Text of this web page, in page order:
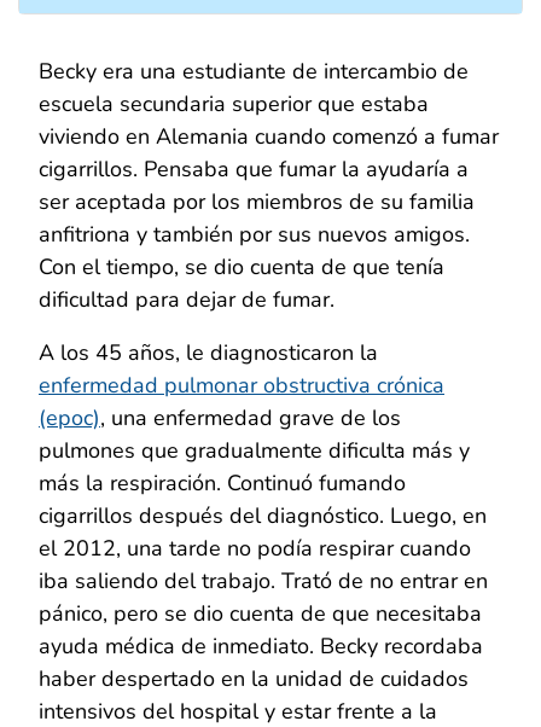
Becky era una estudiante de intercambio de
escuela secundaria superior que estaba
viviendo en Alemania cuando comenzó a fumar
cigarrillos. Pensaba que fumar la ayudaría a
ser aceptada por los miembros de su familia
anfitriona y también por sus nuevos amigos.
Con el tiempo, se dio cuenta de que tenía
dificultad para dejar de fumar.
A los 45 años, le diagnosticaron la
enfermedad pulmonar obstructiva crónica
(epoc), una enfermedad grave de los
pulmones que gradualmente dificulta más y
más la respiración. Continuó fumando
cigarrillos después del diagnóstico. Luego, en
el 2012, una tarde no podía respirar cuando
iba saliendo del trabajo. Trató de no entrar en
pánico, pero se dio cuenta de que necesitaba
ayuda médica de inmediato. Becky recordaba
haber despertado en la unidad de cuidados
intensivos del hospital y estar frente a la